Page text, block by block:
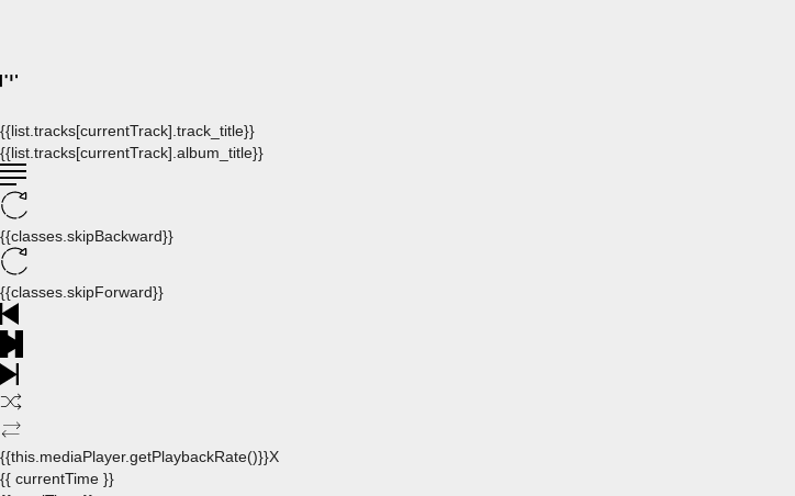
{{list.tracks[currentTrack].track_title}}
{{list.tracks[currentTrack].album_title}}
{{classes.skipBackward}}
{{classes.skipForward}}
{{this.mediaPlayer.getPlaybackRate()}}X
{{ currentTime }}